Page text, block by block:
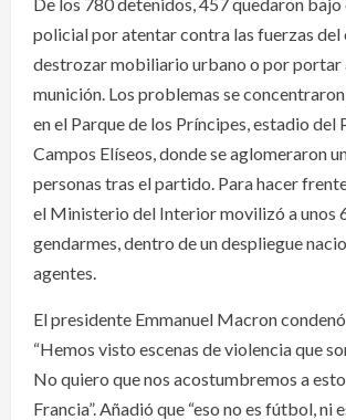
policial por atentar contra las fuerzas del
destrozar mobiliario urbano o por portar
munición. Los problemas se
en el Parque de los Príncipes, estadio del
Campos Elíseos, donde se aglomeraron
personas tras el partido. Para hacer
el Ministerio del Interior movilizó a unos
gendarmes, dentro de un despliegue
agentes.
El presidente Emmanuel Macron
“Hemos visto escenas de violencia que
No quiero que nos acostumbremos a
Francia”. Añadió que “eso no es fútbol, ni